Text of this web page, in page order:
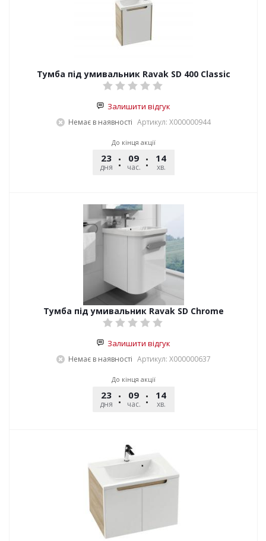
Тумба під умивальник Ravak SD 400 Classic
Залишити відгук
Немає в наявності Артикул: X000000944
До кінця акції
23
дня
09
час.
14
хв.
Тумба під умивальник Ravak SD Chrome
Залишити відгук
Немає в наявності Артикул: X000000637
До кінця акції
23
дня
09
час.
14
хв.